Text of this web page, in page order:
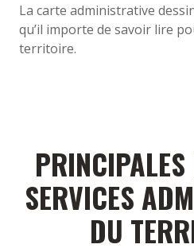
La carte administrative
qu’il importe de savoir lire
territoire.
SERVICES
DU